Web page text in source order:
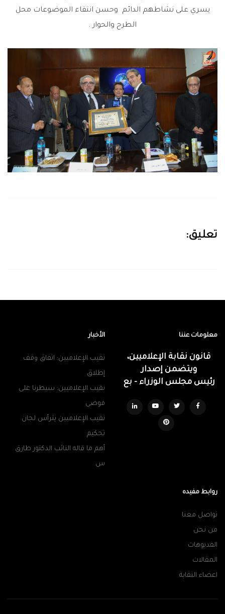
يسري على نشاطهم الدائم وحسن انتقاء الموضوعات محل
الطرح والحوار .
تعليق:
معلومات عننا
قانون نقابة الإعلاميين،
ويتضمن إصدار
رئيس مجلس الوزراء - بع
الأخبار
نقيب الإعلاميين: اتفاق وقف
إطلاق
نقيب الإعلاميين: سيطرنا على
فوضى
نقيب الإعلاميين يترأس لجان
تحكيم
أهم ما قاله النائب الدكتور طارق
س
روابط مفيده
تواصل معنا
من نحن
الفديوهات
المقالات
اعضاء النقابة